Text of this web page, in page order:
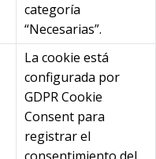
categoría
“Necesarias”.
La cookie está
configurada por
GDPR Cookie
Consent para
registrar el